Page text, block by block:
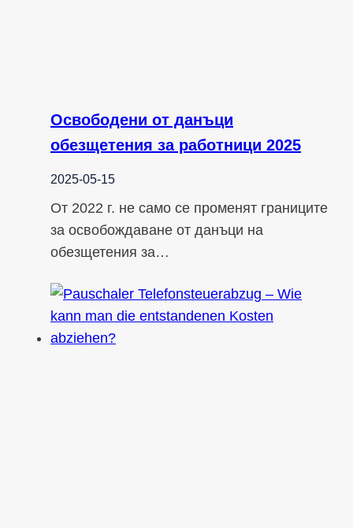
Освободени от данъци
обезщетения за работници 2025
2025-05-15
От 2022 г. не само се променят границите
за освобождаване от данъци на
обезщетения за…